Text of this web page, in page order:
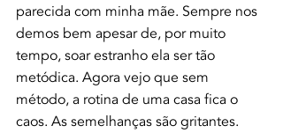
parecida com minha mãe. Sempre nos
demos bem apesar de, por muito
tempo, soar estranho ela ser tão
metódica. Agora vejo que sem
método, a rotina de uma casa fica o
caos. As semelhanças são gritantes.